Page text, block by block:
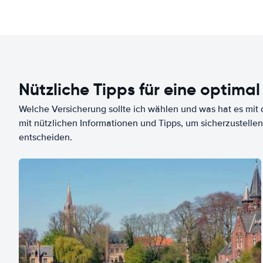
Nützliche Tipps für eine
Welche Versicherung sollte ich wählen und was hat es
mit nützlichen Informationen und Tipps, um
entscheiden.